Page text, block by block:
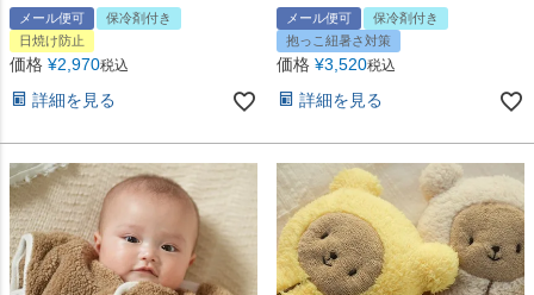
メール便可
保冷剤付き
日焼け防止
価格 ¥2,970税込
詳細を見る
メール便可
保冷剤付き
抱っこ紐暑さ対策
価格 ¥3,520税込
詳細を見る